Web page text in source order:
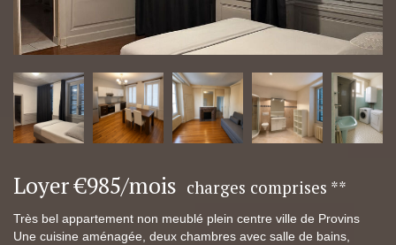
Loyer €985/mois charges comprises **
Très bel appartement non meublé plein centre ville de Provins
Une cuisine aménagée, deux chambres avec salle de bains,